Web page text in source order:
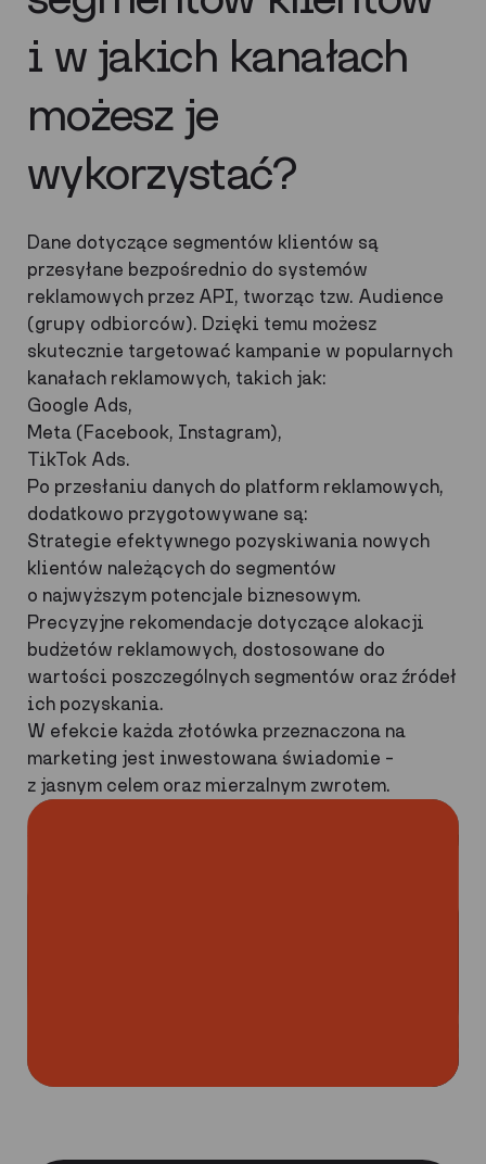
i w jakich kanałach
możesz je
wykorzystać?
Dane dotyczące segmentów klientów są
przesyłane bezpośrednio do systemów
reklamowych przez API, tworząc tzw. Audience
(grupy odbiorców). Dzięki temu możesz
skutecznie targetować kampanie w popularnych
kanałach reklamowych, takich jak:
Google Ads,
Meta (Facebook, Instagram),
TikTok Ads.
Po przesłaniu danych do platform reklamowych,
dodatkowo przygotowywane są:
Strategie efektywnego pozyskiwania nowych
klientów należących do segmentów
o najwyższym potencjale biznesowym.
Precyzyjne rekomendacje dotyczące alokacji
budżetów reklamowych, dostosowane do
wartości poszczególnych segmentów oraz źródeł
ich pozyskania.
W efekcie każda złotówka przeznaczona na
marketing jest inwestowana świadomie –
z jasnym celem oraz mierzalnym zwrotem.